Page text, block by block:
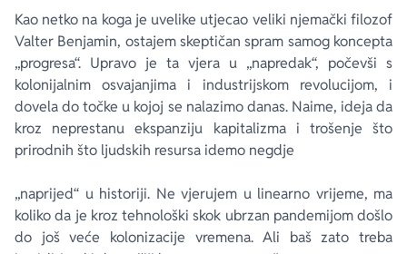
Kao netko na koga je uvelike utjecao veliki njemački filozof
Valter Benjamin, ostajem skeptičan spram samog koncepta
„progresa“. Upravo je ta vjera u „napredak“, počevši s
kolonijalnim osvajanjima i industrijskom revolucijom, i
dovela do točke u kojoj se nalazimo danas. Naime, ideja da
kroz neprestanu ekspanziju kapitalizma i trošenje što
prirodnih što ljudskih resursa idemo negdje
„naprijed“ u historiji. Ne vjerujem u linearno vrijeme, ma
koliko da je kroz tehnološki skok ubrzan pandemijom došlo
do još veće kolonizacije vremena. Ali baš zato treba